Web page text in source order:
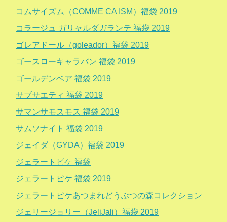
コムサイズム（COMME CA ISM）福袋 2019
コラージュ ガリャルダガランテ 福袋 2019
ゴレアドール（goleador）福袋 2019
ゴースローキャラバン 福袋 2019
ゴールデンベア 福袋 2019
サブサエティ 福袋 2019
サマンサモスモス 福袋 2019
サムソナイト 福袋 2019
ジェイダ（GYDA）福袋 2019
ジェラートピケ 福袋
ジェラートピケ 福袋 2019
ジェラートピケあつまれどうぶつの森コレクション
ジェリージョリー（JeliJali）福袋 2019